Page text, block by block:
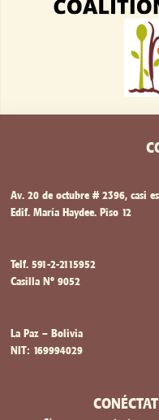
Av. 20 de octubre # 2396, casi
Edif. María Haydee. Piso 12
Telf. 591-2-2115952
Casilla Nº 9052
La Paz – Bolivia
NIT: 169994029